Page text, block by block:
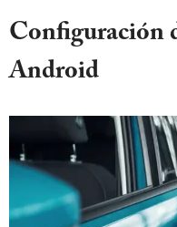
Configuración
Android